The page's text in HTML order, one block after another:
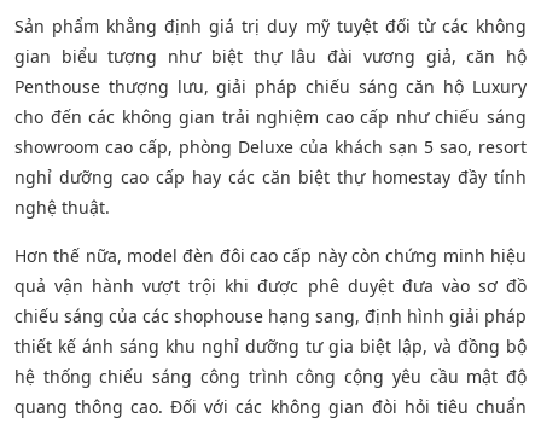
Sản phẩm khẳng định giá trị duy mỹ tuyệt đối từ các không
gian biểu tượng như biệt thự lâu đài vương giả, căn hộ
Penthouse thượng lưu, giải pháp chiếu sáng căn hộ Luxury
cho đến các không gian trải nghiệm cao cấp như chiếu sáng
showroom cao cấp, phòng Deluxe của khách sạn 5 sao, resort
nghỉ dưỡng cao cấp hay các căn biệt thự homestay đầy tính
nghệ thuật.
Hơn thế nữa, model đèn đôi cao cấp này còn chứng minh hiệu
quả vận hành vượt trội khi được phê duyệt đưa vào sơ đồ
chiếu sáng của các shophouse hạng sang, định hình giải pháp
thiết kế ánh sáng khu nghỉ dưỡng tư gia biệt lập, và đồng bộ
hệ thống chiếu sáng công trình công cộng yêu cầu mật độ
quang thông cao. Đối với các không gian đòi hỏi tiêu chuẩn